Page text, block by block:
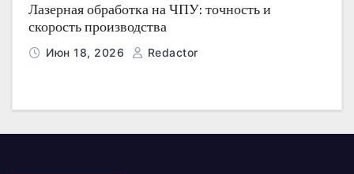
Лазерная обработка на ЧПУ: точность и
скорость производства
Июн 18, 2026 Redactor